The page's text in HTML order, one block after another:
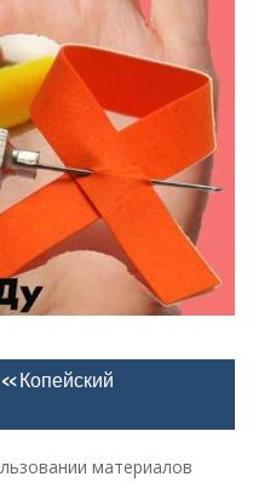
материалов